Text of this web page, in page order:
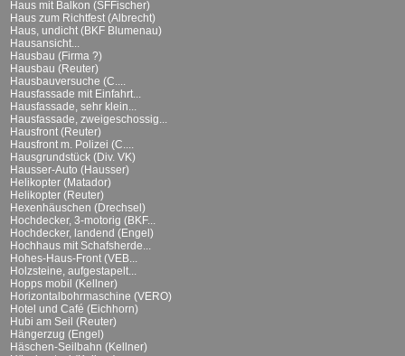
Haus mit Balkon (SFFischer)
Haus zum Richtfest (Albrecht)
Haus, undicht (BKF Blumenau)
Hausansicht...
Hausbau (Firma ?)
Hausbau (Reuter)
Hausbauversuche (C....
Hausfassade mit Einfahrt...
Hausfassade, sehr klein...
Hausfassade, zweigeschossig...
Hausfront (Reuter)
Hausfront m. Polizei (C....
Hausgrundstück (Div. VK)
Hausser-Auto (Hausser)
Helikopter (Matador)
Helikopter (Reuter)
Hexenhäuschen (Drechsel)
Hochdecker, 3-motorig (BKF...
Hochdecker, landend (Engel)
Hochhaus mit Schafsherde...
Hohes-Haus-Front (VEB...
Holzsteine, aufgestapelt...
Hopps mobil (Kellner)
Horizontalbohrmaschine (VERO)
Hotel und Café (Eichhorn)
Hubi am Seil (Reuter)
Hängerzug (Engel)
Häschen-Seilbahn (Kellner)